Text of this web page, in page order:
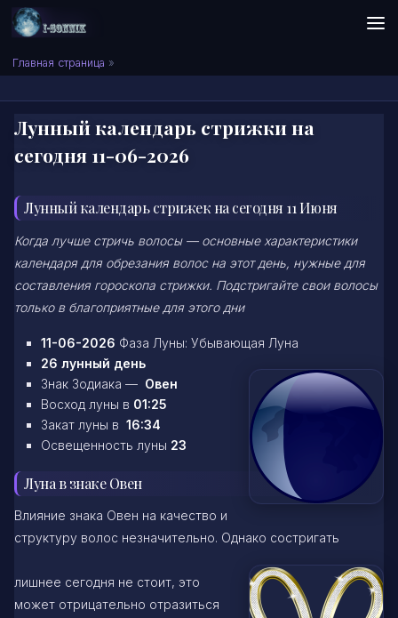
Skip to content
Сонник I-SONNIK.COM
Главная страница »
Лунный календарь стрижки на
сегодня 11-06-2026
Лунный календарь стрижек на сегодня 11 Июня
Когда лучше стричь волосы — основные характеристики
календаря для обрезания волос на этот день, нужные для
составления гороскопа стрижки. Подстригайте свои волосы
только в благоприятные для этого дни
11-06-2026 Фаза Луны: Убывающая Луна
26 лунный день
Знак Зодиака — Овен
Восход луны в 01:25
Закат луны в 16:34
Освещенность луны 23
Луна в знаке Овен
Влияние знака Овен на качество и
структуру волос незначительно. Однако состригать
лишнее сегодня не стоит, это
может отрицательно отразиться